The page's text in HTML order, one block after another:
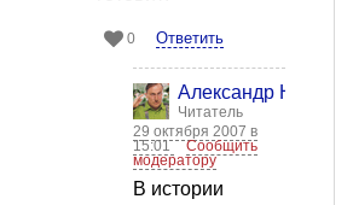
0 Ответить
Александр
Читатель
29 октября 2007 в
15:01
Сообщить
модератору
В истории